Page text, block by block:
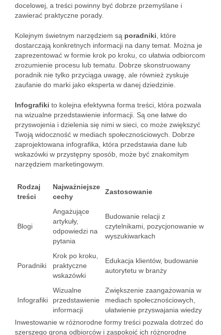
docelowej, a treści powinny być dobrze przemyślane i
zawierać praktyczne porady.
Kolejnym świetnym narzędziem są poradniki , które
dostarczają konkretnych informacji na dany temat. Można je
zaprezentować w formie krok po kroku, co ułatwia odbiorcom
zrozumienie procesu lub tematu. Dobrze skonstruowany
poradnik nie tylko przyciąga uwagę, ale również zyskuje
zaufanie do marki jako eksperta w danej dziedzinie.
Infografiki to kolejna efektywna forma treści, która pozwala
na wizualne przedstawienie informacji. Są one łatwe do
przyswojenia i dzielenia się nimi w sieci, co może zwiększyć
Twoją widoczność w mediach społecznościowych. Dobrze
zaprojektowana infografika, która przedstawia dane lub
wskazówki w przystępny sposób, może być znakomitym
narzędziem marketingowym.
Rodzaj
treści
Najważniejsze
cechy
Zastosowanie
Blogi
Angażujące
artykuły,
odpowiedzi na
pytania
Budowanie relacji z
czytelnikami, pozycjonowanie w
wyszukiwarkach
Poradniki
Krok po kroku,
praktyczne
wskazówki
Edukacja klientów, budowanie
autorytetu w branży
Infografiki
Wizualne
przedstawienie
informacji
Zwiększenie zaangażowania w
mediach społecznościowych,
ułatwienie przyswajania wiedzy
Inwestowanie w różnorodne formy treści pozwala dotrzeć do
szerszego grona odbiorców i zaspokoić ich różnorodne